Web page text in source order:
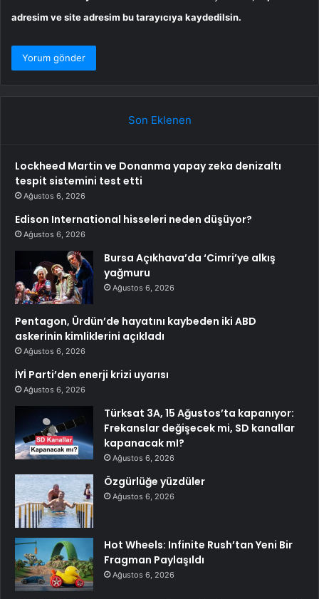
adresim ve site adresim bu tarayıcıya kaydedilsin.
Son Eklenen
Lockheed Martin ve Donanma yapay zeka denizaltı
tespit sistemini test etti
Ağustos 6, 2026
Edison International hisseleri neden düşüyor?
Ağustos 6, 2026
Bursa Açıkhava’da ‘Cimri’ye alkış
yağmuru
Ağustos 6, 2026
Pentagon, Ürdün’de hayatını kaybeden iki ABD
askerinin kimliklerini açıkladı
Ağustos 6, 2026
İYİ Parti’den enerji krizi uyarısı
Ağustos 6, 2026
Türksat 3A, 15 Ağustos’ta kapanıyor:
Frekanslar değişecek mi, SD kanallar
kapanacak mI?
Ağustos 6, 2026
Özgürlüğe yüzdüler
Ağustos 6, 2026
Hot Wheels: Infinite Rush’tan Yeni Bir
Fragman Paylaşıldı
Ağustos 6, 2026